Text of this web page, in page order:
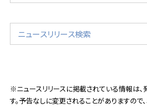
※ニュースリリースに掲載されている情報は
す。予告なしに変更されることがありますので